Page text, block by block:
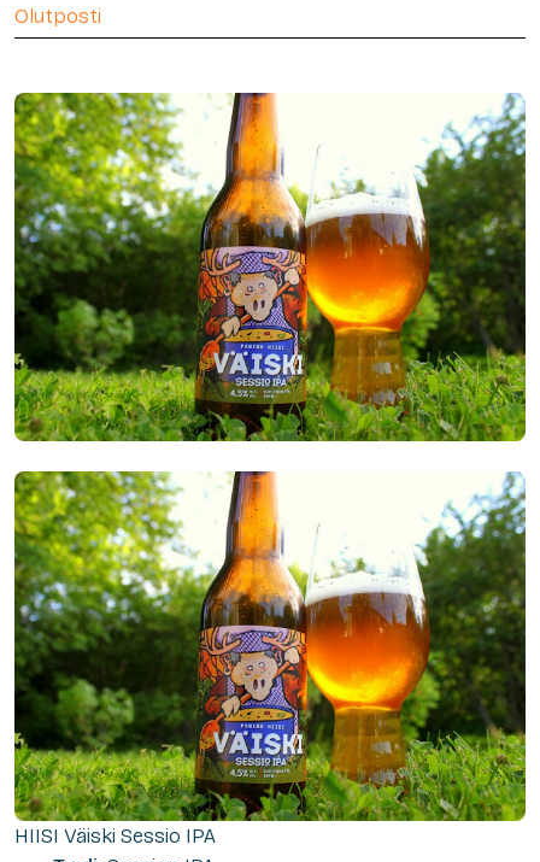
Olutposti
HIISI Väiski Sessio IPA